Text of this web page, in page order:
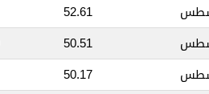
52.61
50.51
50.17